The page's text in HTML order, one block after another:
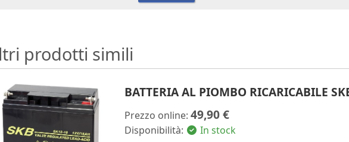
prodotti simili
BATTERIA AL PIOMBO RICARICABILE
Prezzo online:49,90 €
Disponibilità: In stock